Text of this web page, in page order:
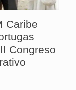
Caribe
Congreso